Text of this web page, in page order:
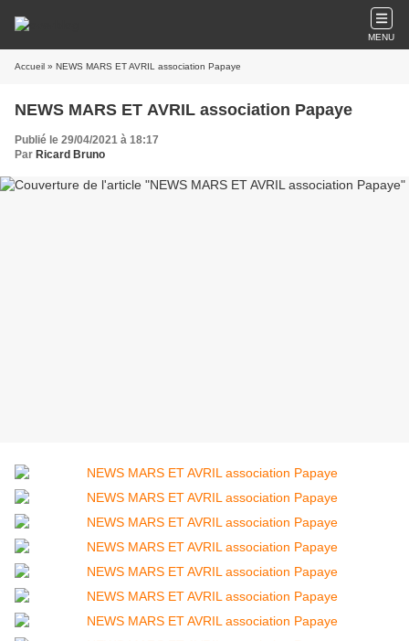
MENU
Accueil » NEWS MARS ET AVRIL association Papaye
NEWS MARS ET AVRIL association Papaye
Publié le 29/04/2021 à 18:17
Par Ricard Bruno